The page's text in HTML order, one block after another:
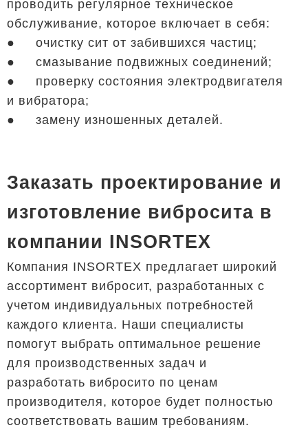
проводить регулярное техническое
обслуживание, которое включает в себя:
● очистку сит от забившихся частиц;
● смазывание подвижных соединений;
● проверку состояния электродвигателя
и вибратора;
● замену изношенных деталей.
Заказать проектирование и
изготовление вибросита в
компании INSORTEX
Компания INSORTEX предлагает широкий
ассортимент вибросит, разработанных с
учетом индивидуальных потребностей
каждого клиента. Наши специалисты
помогут выбрать оптимальное решение
для производственных задач и
разработать вибросито по ценам
производителя, которое будет полностью
соответствовать вашим требованиям.